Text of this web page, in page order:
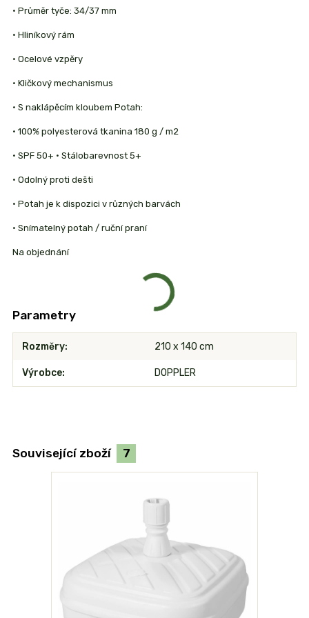
• Průměr tyče: 34/37 mm
• Hliníkový rám
• Ocelové vzpěry
• Kličkový mechanismus
• S naklápěcím kloubem Potah:
• 100% polyesterová tkanina 180 g / m2
• SPF 50+ • Stálobarevnost 5+
• Odolný proti dešti
• Potah je k dispozici v různých barvách
• Snímatelný potah / ruční praní
Na objednání
Parametry
Rozměry 210 x 140 cm
Výrobce DOPPLER
Související zboží 7